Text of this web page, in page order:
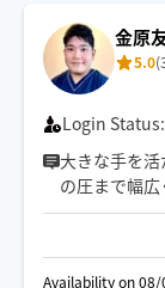
金原
5.0
Login Status:
大きな手を
の圧まで幅
くり癒す施
伝えくださ
Availability on 08/